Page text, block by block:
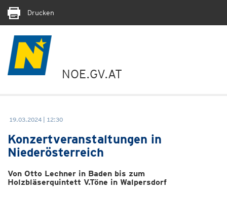
Drucken
NOE.GV.AT
19.03.2024 | 12:30
Konzertveranstaltungen in
Niederösterreich
Von Otto Lechner in Baden bis zum
Holzbläserquintett V.Töne in Walpersdorf